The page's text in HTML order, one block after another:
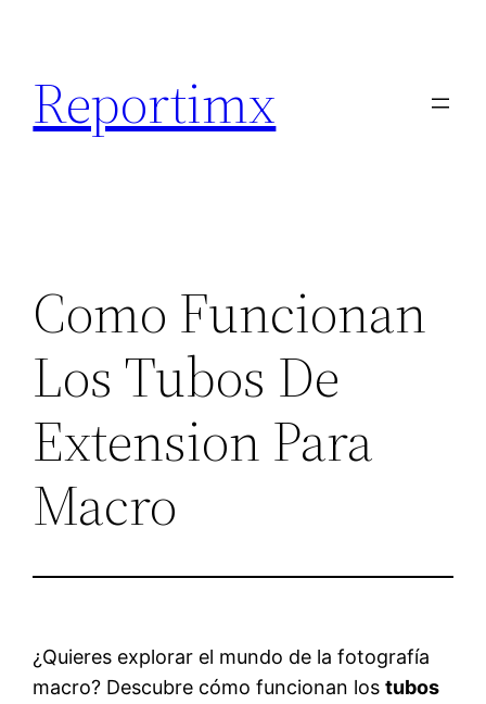
contenido
Reportimx
Como Funcionan
Los Tubos De
Extension Para
Macro
¿Quieres explorar el mundo de la fotografía
macro? Descubre cómo funcionan lostubos